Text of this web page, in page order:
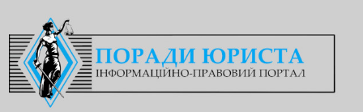
до
основного
вмісту